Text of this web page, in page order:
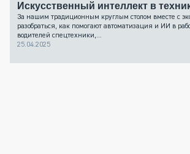
Искусственный интеллект в
За нашим традиционным круглым столом вместе с
разобраться, как помогают автоматизация и ИИ в
водителей спецтехники,...
25.04.2025